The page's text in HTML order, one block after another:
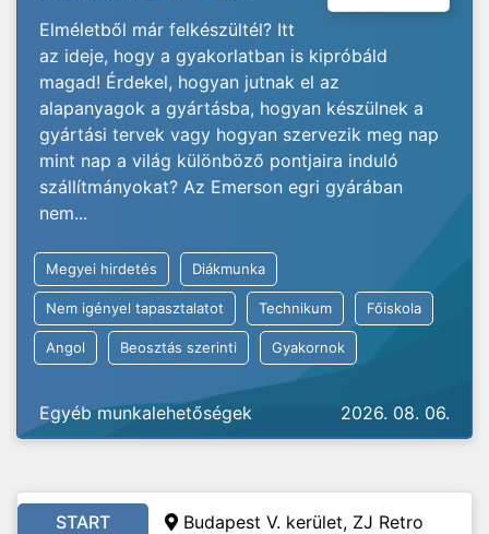
Elméletből már felkészültél? Itt
az ideje, hogy a gyakorlatban is kipróbáld
magad! Érdekel, hogyan jutnak el az
alapanyagok a gyártásba, hogyan készülnek a
gyártási tervek vagy hogyan szervezik meg nap
mint nap a világ különböző pontjaira induló
szállítmányokat? Az Emerson egri gyárában
nem...
Megyei hirdetés Diákmunka
Nem igényel tapasztalatot Technikum Főiskola
Angol Beosztás szerinti Gyakornok
Egyéb munkalehetőségek 2026. 08. 06.
START Budapest V. kerület, ZJ Retro